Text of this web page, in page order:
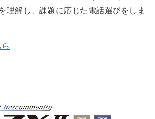
理解し、課題に応じた電話選びをしま